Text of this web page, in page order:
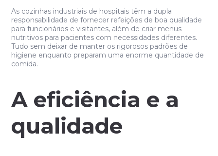
As cozinhas industriais de hospitais têm a dupla
responsabilidade de fornecer refeições de boa qualidade
para funcionários e visitantes, além de criar menus
nutritivos para pacientes com necessidades diferentes.
Tudo sem deixar de manter os rigorosos padrões de
higiene enquanto preparam uma enorme quantidade de
comida.
A eficiência e a
qualidade